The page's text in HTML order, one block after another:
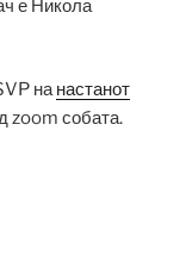
е Никола
нанастанот
zoom собата.